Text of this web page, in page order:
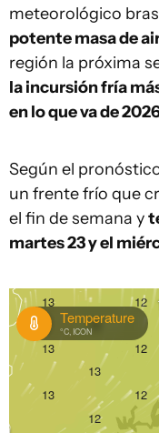
meteorológico
potente masa de
región la próxima
la incursión fría
en lo que va de
Según el
un frente frío que
el fin de semana y
martes 23 y el